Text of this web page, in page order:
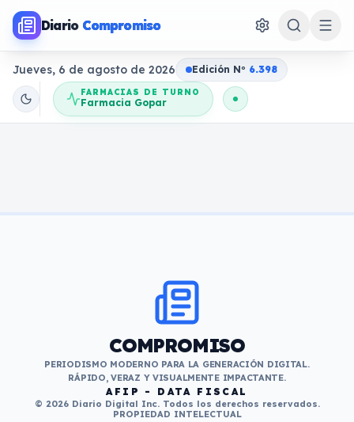
Diario Compromiso
Jueves, 6 de agosto de 2026 Edición No 6.398
FARMACIAS DE TURNO
Farmacia Gopar
COMPROMISO
PERIODISMO MODERNO PARA LA GENERACIÓN DIGITAL.
RÁPIDO, VERAZ Y VISUALMENTE IMPACTANTE.
AFIP - DATA FISCAL
© 2026 Diario Digital Inc. Todos los derechos reservados.
PROPIEDAD INTELECTUAL